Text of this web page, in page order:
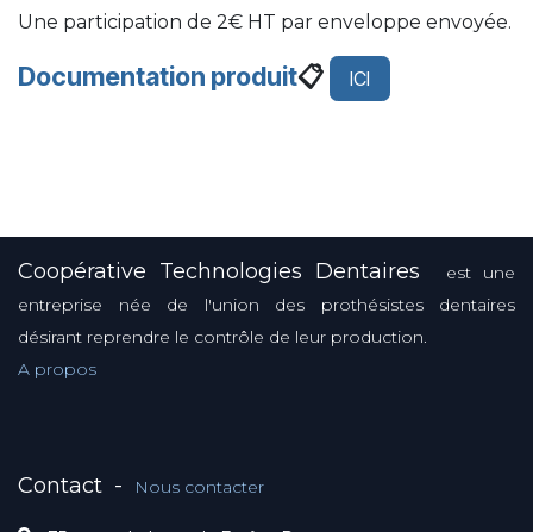
Une participation de 2€ HT par enveloppe envoyée.
Documentation produit📋 ICI
Coopérative Technologies Dentaires
est une
entreprise née de l'union des prothésistes dentaires
désirant reprendre le contrôle de leur production.
A propos
Contact - Nous contacter